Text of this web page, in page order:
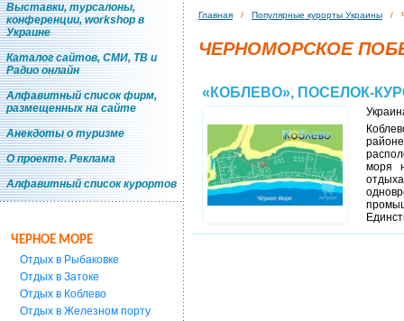
Выставки, турсалоны,
конференции, workshop в
Украине
Каталог сайтов, СМИ, ТВ и
Радио онлайн
Алфавитный список фирм,
размещенных на сайте
Анекдоты о туризме
О проекте. Реклама
Алфавитный список курортов
ЧЕРНОЕ МОРЕ
Отдых в Рыбаковке
Отдых в Затоке
Отдых в Коблево
Отдых в Железном порту
Главная / Популярные курорты Украины /
ЧЕРНОМОРСКОЕ
«КОБЛЕВО», ПОСЕЛОК-
моря